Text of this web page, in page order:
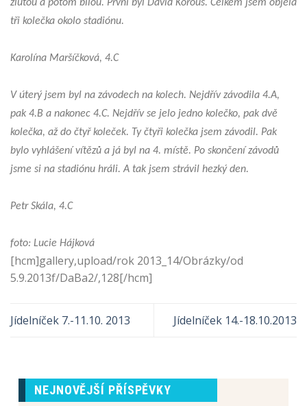
žlutou a potom bílou. První byl David Korous. Celkem jsem objela
tři kolečka okolo stadiónu.
Karolína Maršíčková, 4.C
V úterý jsem byl na závodech na kolech. Nejdřív závodila 4.A,
pak 4.B a nakonec 4.C. Nejdřív se jelo jedno kolečko, pak dvě
kolečka, až do čtyř koleček. Ty čtyři kolečka jsem závodil. Pak
bylo vyhlášení vítězů a já byl na 4. místě. Po skončení závodů
jsme si na stadiónu hráli. A tak jsem strávil hezký den.
Petr Skála, 4.C
foto: Lucie Hájková
[hcm]gallery,upload/rok 2013_14/Obrázky/od
5.9.2013f/DaBa2/,128[/hcm]
Jídelníček 7.-11.10. 2013 Jídelníček 14.-18.10.2013
NEJNOVĚJŠÍ PŘÍSPĚVKY